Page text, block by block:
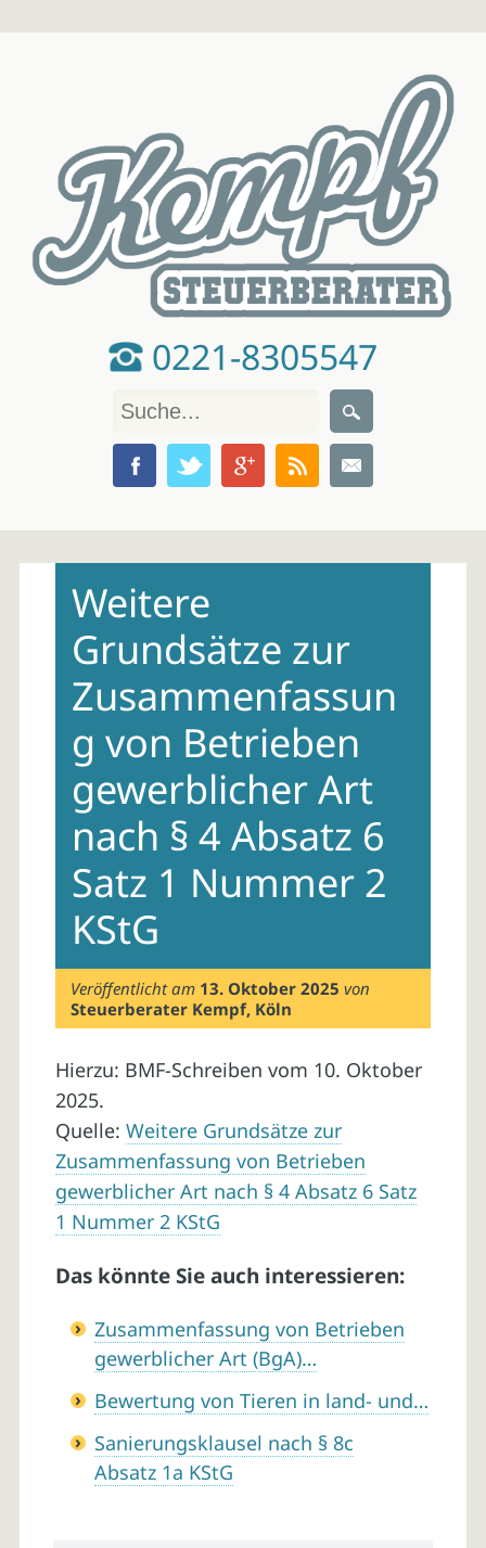
0221-8305547
contentWeitere
Grundsätze zur
Zusammenfassun
g von Betrieben
gewerblicher Art
nach § 4 Absatz 6
Satz 1 Nummer 2
KStG
Veröffentlicht am 13. Oktober 2025 von
Steuerberater Kempf, Köln
Hierzu: BMF-Schreiben vom 10. Oktober
2025.
Quelle: Weitere Grundsätze zur
Zusammenfassung von Betrieben
gewerblicher Art nach § 4 Absatz 6 Satz
1 Nummer 2 KStG
Das könnte Sie auch interessieren:
Zusammenfassung von Betrieben
gewerblicher Art (BgA)…
Bewertung von Tieren in land- und…
Sanierungsklausel nach § 8c
Absatz 1a KStG